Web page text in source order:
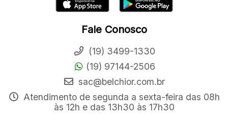
Fale Conosco
(19) 3499-1330
(19) 97144-2506
sac@belchior.com.br
Atendimento de segunda a sexta-feira das 08h
às 12h e das 13h30 às 17h30